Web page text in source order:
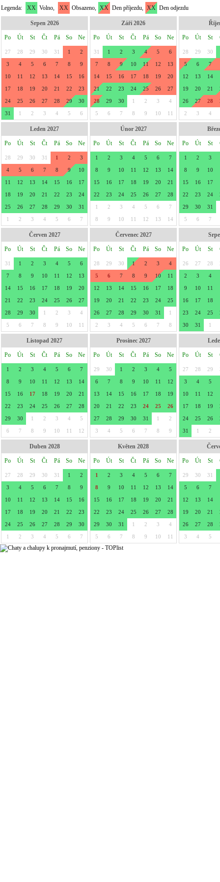
Legenda: XX Volno, XX Obsazeno, XX Den příjezdu, XX Den odjezdu
Srpen 2026
Po Út St Čt Pá So Ne
27 28 29 30 31 1 2
3 4 5 6 7 8 9
10 11 12 13 14 15 16
17 18 19 20 21 22 23
24 25 26 27 28 29 30
31 1 2 3 4 5 6
Září 2026
Po Út St Čt Pá So Ne
31 1 2 3 4 5 6
7 8 9 10 11 12 13
14 15 16 17 18 19 20
21 22 23 24 25 26 27
28 29 30 1 2 3 4
5 6 7 8 9 10 11
Po Út St
28 29 30
5 6 7
12 13 14
19 20 21
26 27 28
2 3 4
Leden 2027
Po Út St Čt Pá So Ne
28 29 30 31 1 2 3
4 5 6 7 8 9 10
11 12 13 14 15 16 17
18 19 20 21 22 23 24
25 26 27 28 29 30 31
1 2 3 4 5 6 7
Únor 2027
Po Út St Čt Pá So Ne
1 2 3 4 5 6 7
8 9 10 11 12 13 14
15 16 17 18 19 20 21
22 23 24 25 26 27 28
1 2 3 4 5 6 7
8 9 10 11 12 13 14
Po Út St
1 2 3
8 9 10
15 16 17
22 23 24
29 30 31
5 6 7
Červen 2027
Po Út St Čt Pá So Ne
31 1 2 3 4 5 6
7 8 9 10 11 12 13
14 15 16 17 18 19 20
21 22 23 24 25 26 27
28 29 30 1 2 3 4
5 6 7 8 9 10 11
Červenec 2027
Po Út St Čt Pá So Ne
28 29 30 1 2 3 4
5 6 7 8 9 10 11
12 13 14 15 16 17 18
19 20 21 22 23 24 25
26 27 28 29 30 31 1
2 3 4 5 6 7 8
Po Út St
26 27 28
2 3 4
9 10 11
16 17 18
23 24 25
30 31 1
Listopad 2027
Po Út St Čt Pá So Ne
1 2 3 4 5 6 7
8 9 10 11 12 13 14
15 16 17 18 19 20 21
22 23 24 25 26 27 28
29 30 1 2 3 4 5
6 7 8 9 10 11 12
Prosinec 2027
Po Út St Čt Pá So Ne
29 30 1 2 3 4 5
6 7 8 9 10 11 12
13 14 15 16 17 18 19
20 21 22 23 24 25 26
27 28 29 30 31 1 2
3 4 5 6 7 8 9
Po Út St
27 28 29
3 4 5
10 11 12
17 18 19
24 25 26
31 1 2
Duben 2028
Po Út St Čt Pá So Ne
27 28 29 30 31 1 2
3 4 5 6 7 8 9
10 11 12 13 14 15 16
17 18 19 20 21 22 23
24 25 26 27 28 29 30
1 2 3 4 5 6 7
Květen 2028
Po Út St Čt Pá So Ne
1 2 3 4 5 6 7
8 9 10 11 12 13 14
15 16 17 18 19 20 21
22 23 24 25 26 27 28
29 30 31 1 2 3 4
5 6 7 8 9 10 11
Po Út St
29 30 31
5 6 7
12 13 14
19 20 21
26 27 28
3 4 5